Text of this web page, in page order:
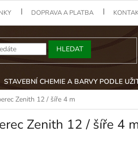
DOPRAVA A PLATBA
HLEDAT
STAVEBNÍ CHEMIE A BARVY PODLE
Zenith 12 / šíře 4 m
Zenith 12 / šíře 4